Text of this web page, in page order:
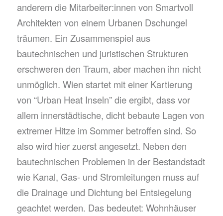
anderem die Mitarbeiter:innen von Smartvoll
Architekten von einem Urbanen Dschungel
träumen. Ein Zusammenspiel aus
bautechnischen und juristischen Strukturen
erschweren den Traum, aber machen ihn nicht
unmöglich. Wien startet mit einer Kartierung
von “Urban Heat Inseln” die ergibt, dass vor
allem innerstädtische, dicht bebaute Lagen von
extremer Hitze im Sommer betroffen sind. So
also wird hier zuerst angesetzt. Neben den
bautechnischen Problemen in der Bestandstadt
wie Kanal, Gas- und Stromleitungen muss auf
die Drainage und Dichtung bei Entsiegelung
geachtet werden. Das bedeutet: Wohnhäuser